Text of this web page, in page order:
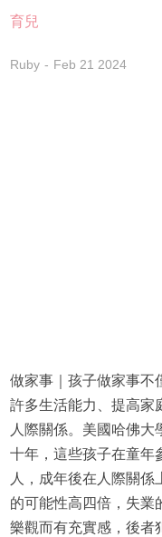
育兒
Ruby Feb 21 2024
做家事｜孩子做家事不
許多生活能力、提高家
人際關係。美國哈佛
十年，這些孩子在童年
人，成年後在人際關
的可能性高四倍，失業
樂觀而有充實感，後者